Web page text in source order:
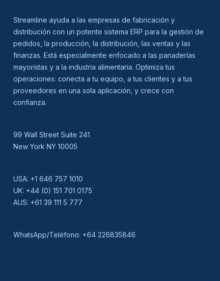
Streamline ayuda a las empresas de fabricación y
distribución con un potente sistema ERP para la gestión de
pedidos, la producción, la distribución, las ventas y las
finanzas. Está especialmente enfocado a las panaderías
mayoristas y a la industria alimentaria. Optimiza tus
operaciones: conecta a tu equipo, a tus clientes y a tus
proveedores en una sola aplicación, y crece con
confianza.
99 Wall Street Suite 241
New York NY 10005
USA: +1 646 757 1010
UK: +44 (0) 151 701 0175
AUS: +61 39 111 5 777
WhatsApp/Teléfono: +64 226835846